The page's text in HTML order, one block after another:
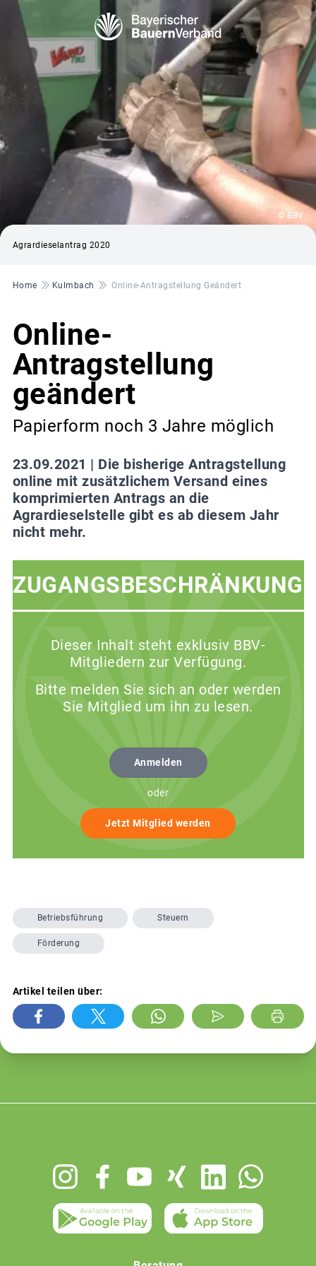
© BBV
Agrardieselantrag 2020
Pfadnavigation
Home Kulmbach Online-Antragstellung Geändert
Online-
Antragstellung
geändert
Papierform noch 3 Jahre möglich
23.09.2021 | Die bisherige Antragstellung
online mit zusätzlichem Versand eines
komprimierten Antrags an die
Agrardieselstelle gibt es ab diesem Jahr
nicht mehr.
ZUGANGSBESCHRÄNKUNG
Dieser Inhalt steht exklusiv BBV-
Mitgliedern zur Verfügung.
Bitte melden Sie sich an oder werden
Sie Mitglied um ihn zu lesen.
Anmelden
oder
Jetzt Mitglied werden
Betriebsführung Steuern
Förderung
Artikel teilen über: